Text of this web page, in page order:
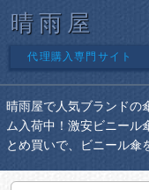
晴雨屋
代理購入専門サイト
晴雨屋で人気ブランドの
ム入荷中！激安ビニール
とめ買いで、ビニール傘